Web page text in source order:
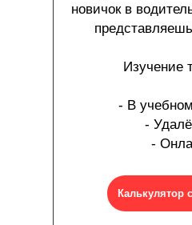
новичок в
Изучение
- В
-
-
Калькулятор